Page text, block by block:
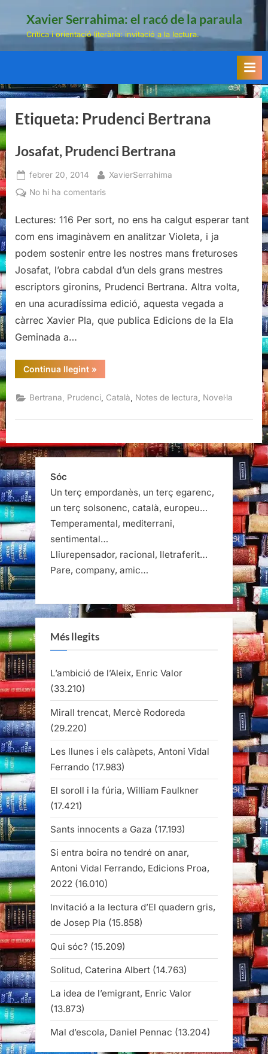
Xavier Serrahima: el racó de la paraula
Crítica i orientació literària: invitació a la lectura.
Etiqueta: Prudenci Bertrana
Josafat, Prudenci Bertrana
Posted
on
febrer 20, 2014 By
XavierSerrahima
No hi ha comentarisa
Prudenci
Bertrana
Lectures: 116 Per sort, no ens ha calgut esperar tant
com ens imaginàvem en analitzar Violeta, i ja
podem sostenir entre les nostres mans freturoses
Josafat, l’obra cabdal d’un dels grans mestres
escriptors gironins, Prudenci Bertrana. Altra volta,
en una acuradíssima edició, aquesta vegada a
càrrec Xavier Pla, que publica Edicions de la Ela
Geminada a…
Continua llegint“Josafat,
Prudenci
»
Bertrana, Prudenci Català Notes de lectura Novel·la
Sóc
Un terç empordanès, un terç egarenc,
un terç solsonenc, català, europeu…
Temperamental, mediterrani,
sentimental…
Lliurepensador, racional, lletraferit…
Pare, company, amic…
Més llegits
L’ambició de l’Aleix, Enric Valor
(33.210)
Mirall trencat, Mercè Rodoreda
(29.220)
Les llunes i els calàpets, Antoni Vidal
Ferrando (17.983)
El soroll i la fúria, William Faulkner
(17.421)
Sants innocents a Gaza (17.193)
Si entra boira no tendré on anar,
Antoni Vidal Ferrando, Edicions Proa,
2022 (16.010)
Invitació a la lectura d’El quadern gris,
de Josep Pla (15.858)
Qui sóc? (15.209)
Solitud, Caterina Albert (14.763)
La idea de l’emigrant, Enric Valor
(13.873)
Mal d’escola, Daniel Pennac (13.204)